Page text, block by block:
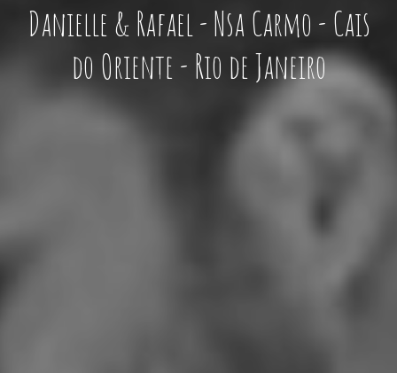
Danielle & Rafael - Nsa Carmo - Cais
do Oriente - Rio de Janeiro